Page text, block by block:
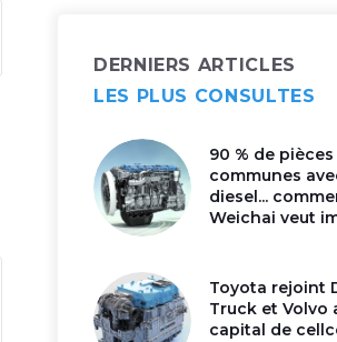
DERNIERS ARTICLES
LES PLUS CONSULTES
90 % de pièces
communes
diesel...
Weichai veut
Toyota rejoint
Truck et Volvo
capital de